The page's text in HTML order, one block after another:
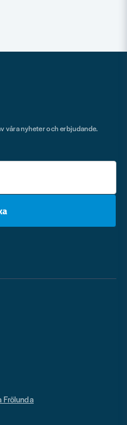
våra nyheter och erbjudande.
Frölunda